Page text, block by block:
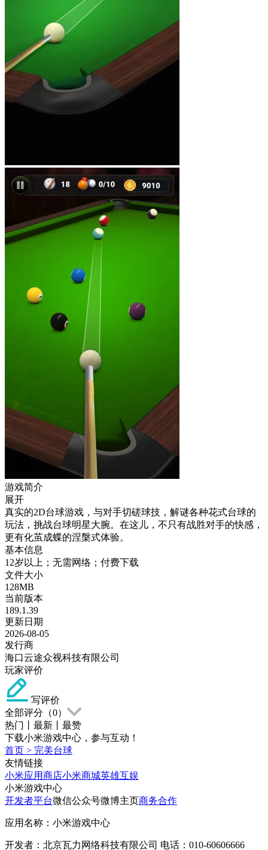
游戏简介
展开
真实的2D台球游戏，与对手切磋球技，解谜各种花式台球的
玩法，挑战台球明星大腕。在这儿，不只有战胜对手的快感，
更有化茧成蝶的涅槃式体验。
基本信息
12岁以上；无需网络；付费下载
文件大小
128MB
当前版本
189.1.39
更新日期
2026-08-05
发行商
海口云途众视科技有限公司
玩家评价
写评价
全部评分（0）
热门
最新
最赞
下载小米游戏中心，参与互动！
首页 > 完美台球
友情链接
小米应用商店小米商城英雄互娱
小米游戏中心
开发者平台微信公众号微博主页商务合作
应用名称：小米游戏中心
开发者：北京瓦力网络科技有限公司 电话：010-60606666